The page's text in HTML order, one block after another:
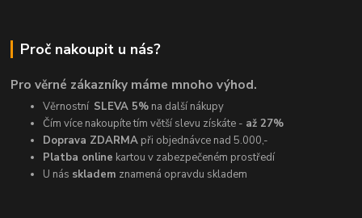
Proč nakoupit u nás?
Pro věrné zákazníky máme mnoho výhod.
Věrnostní SLEVA 5% na další nákupy
Čím více nakoupíte tím větší slevu získáte - až 27%
Doprava ZDARMA při objednávce nad 5.000,-
Platba online kartou v zabezpečeném prostředí
U nás skladem znamená opravdu skladem